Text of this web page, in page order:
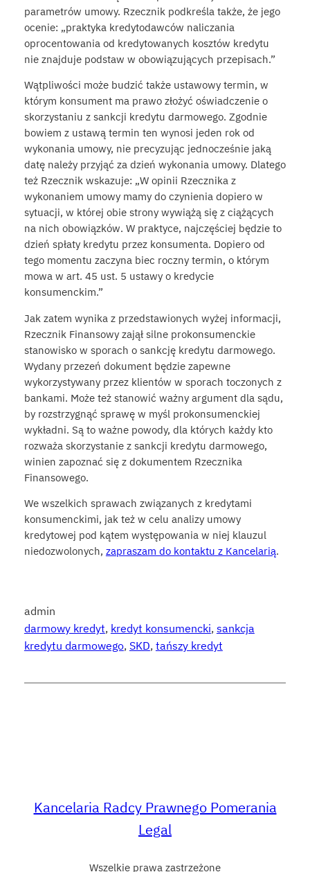
parametrów umowy. Rzecznik podkreśla także, że jego
ocenie: „praktyka kredytodawców naliczania
oprocentowania od kredytowanych kosztów kredytu
nie znajduje podstaw w obowiązujących przepisach.”
Wątpliwości może budzić także ustawowy termin, w
którym konsument ma prawo złożyć oświadczenie o
skorzystaniu z sankcji kredytu darmowego. Zgodnie
bowiem z ustawą termin ten wynosi jeden rok od
wykonania umowy, nie precyzując jednocześnie jaką
datę należy przyjąć za dzień wykonania umowy. Dlatego
też Rzecznik wskazuje: „W opinii Rzecznika z
wykonaniem umowy mamy do czynienia dopiero w
sytuacji, w której obie strony wywiążą się z ciążących
na nich obowiązków. W praktyce, najczęściej będzie to
dzień spłaty kredytu przez konsumenta. Dopiero od
tego momentu zaczyna biec roczny termin, o którym
mowa w art. 45 ust. 5 ustawy o kredycie
konsumenckim.”
Jak zatem wynika z przedstawionych wyżej informacji,
Rzecznik Finansowy zajął silne prokonsumenckie
stanowisko w sporach o sankcję kredytu darmowego.
Wydany przezeń dokument będzie zapewne
wykorzystywany przez klientów w sporach toczonych z
bankami. Może też stanowić ważny argument dla sądu,
by rozstrzygnąć sprawę w myśl prokonsumenckiej
wykładni. Są to ważne powody, dla których każdy kto
rozważa skorzystanie z sankcji kredytu darmowego,
winien zapoznać się z dokumentem Rzecznika
Finansowego.
We wszelkich sprawach związanych z kredytami
konsumenckimi, jak też w celu analizy umowy
kredytowej pod kątem występowania w niej klauzul
niedozwolonych, zapraszam do kontaktu z Kancelarią.
admin
darmowy kredyt, kredyt konsumencki, sankcja
kredytu darmowego, SKD, tańszy kredyt
Kancelaria Radcy Prawnego Pomerania
Legal
Wszelkie prawa zastrzeżone